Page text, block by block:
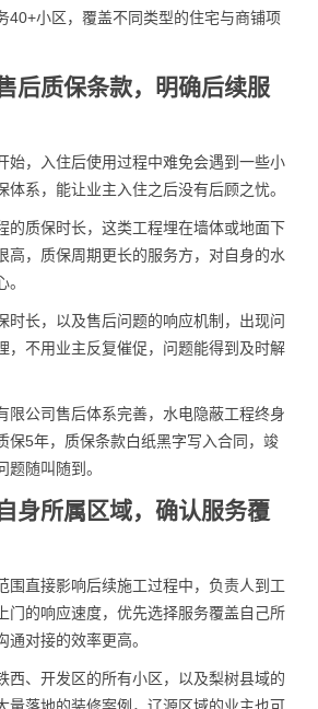
40+小区，覆盖不同类型的住宅与商铺项
后质保条款，明确后续服
始，入住后使用过程中难免会遇到一些小
体系，能让业主入住之后没有后顾之忧。
的质保时长，这类工程埋在墙体或地面下
高，质保周期更长的服务方，对自身的水
时长，以及售后问题的响应机制，出现问
，不用业主反复催促，问题能得到及时解
限公司售后体系完善，水电隐蔽工程终身
保5年，质保条款白纸黑字写入合同，竣
题随叫随到。
身所属区域，确认服务覆
围直接影响后续施工过程中，负责人到工
门的响应速度，优先选择服务覆盖自己所
对接的效率更高。
西、开发区的所有小区，以及梨树县域的